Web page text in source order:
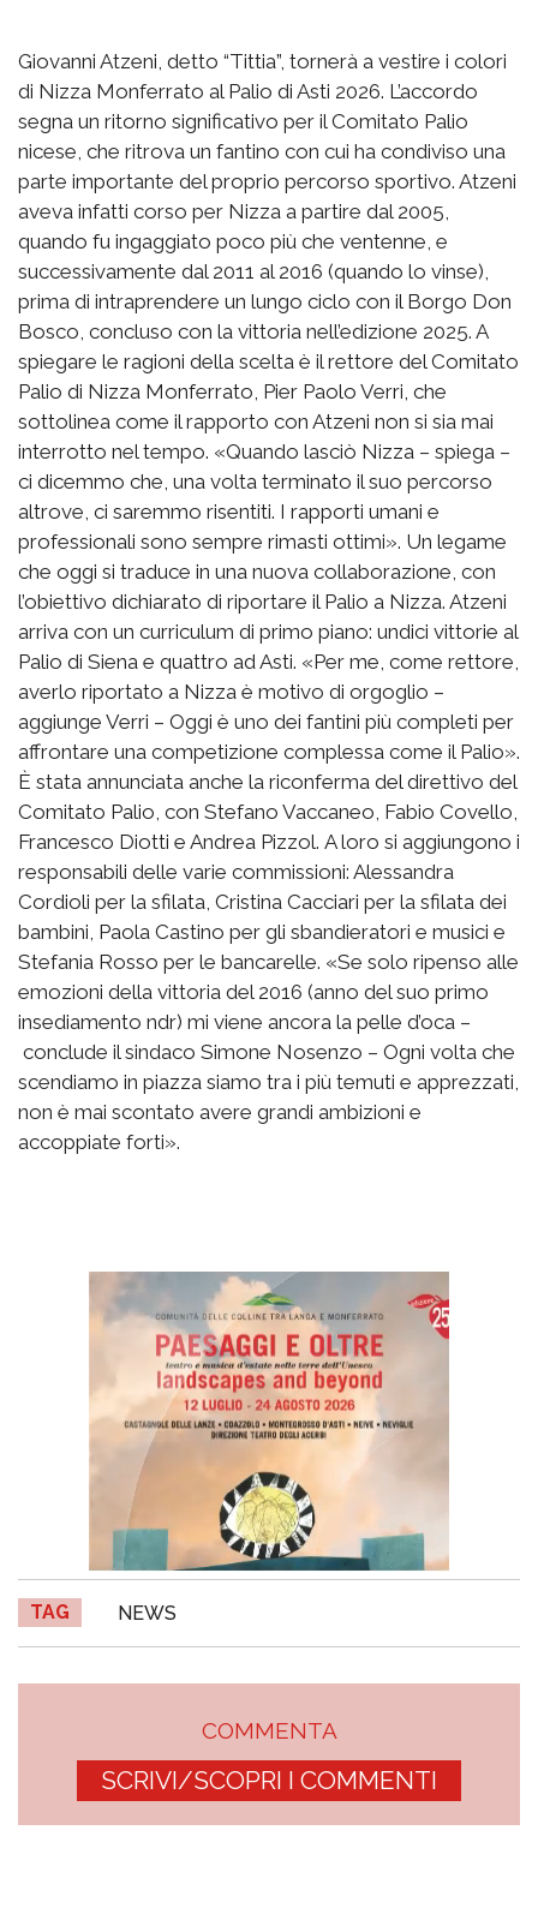
Giovanni Atzeni, detto “Tittia”, tornerà a vestire i colori
di Nizza Monferrato al Palio di Asti 2026. L’accordo
segna un ritorno significativo per il Comitato Palio
nicese, che ritrova un fantino con cui ha condiviso una
parte importante del proprio percorso sportivo. Atzeni
aveva infatti corso per Nizza a partire dal 2005,
quando fu ingaggiato poco più che ventenne, e
successivamente dal 2011 al 2016 (quando lo vinse),
prima di intraprendere un lungo ciclo con il Borgo Don
Bosco, concluso con la vittoria nell’edizione 2025. A
spiegare le ragioni della scelta è il rettore del Comitato
Palio di Nizza Monferrato, Pier Paolo Verri, che
sottolinea come il rapporto con Atzeni non si sia mai
interrotto nel tempo. «Quando lasciò Nizza – spiega –
ci dicemmo che, una volta terminato il suo percorso
altrove, ci saremmo risentiti. I rapporti umani e
professionali sono sempre rimasti ottimi». Un legame
che oggi si traduce in una nuova collaborazione, con
l’obiettivo dichiarato di riportare il Palio a Nizza. Atzeni
arriva con un curriculum di primo piano: undici vittorie al
Palio di Siena e quattro ad Asti. «Per me, come rettore,
averlo riportato a Nizza è motivo di orgoglio –
aggiunge Verri – Oggi è uno dei fantini più completi per
affrontare una competizione complessa come il Palio».
È stata annunciata anche la riconferma del direttivo del
Comitato Palio, con Stefano Vaccaneo, Fabio Covello,
Francesco Diotti e Andrea Pizzol. A loro si aggiungono i
responsabili delle varie commissioni: Alessandra
Cordioli per la sfilata, Cristina Cacciari per la sfilata dei
bambini, Paola Castino per gli sbandieratori e musici e
Stefania Rosso per le bancarelle. «Se solo ripenso alle
emozioni della vittoria del 2016 (anno del suo primo
insediamento ndr) mi viene ancora la pelle d’oca –
conclude il sindaco Simone Nosenzo – Ogni volta che
scendiamo in piazza siamo tra i più temuti e apprezzati,
non è mai scontato avere grandi ambizioni e
accoppiate forti».
TAG NEWS
COMMENTA
SCRIVI/SCOPRI I COMMENTI